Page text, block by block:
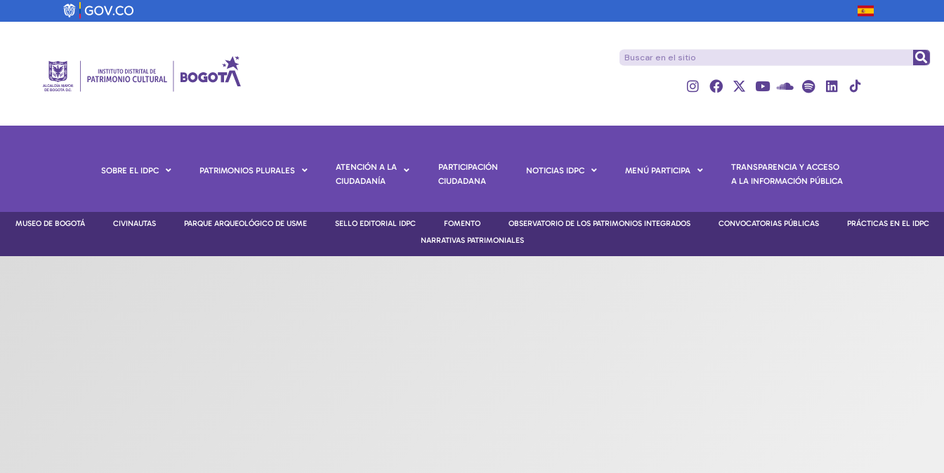
SOBRE EL IDPC PATRIMONIOS PLURALES
ATENCIÓN A LA
CIUDADANÍA
PARTICIPACIÓN
CIUDADANA
NOTICIAS IDPC MENÚ PARTICIPA
TRANSPARENCIA Y ACCESO
A LA INFORMACIÓN PÚBLICA
MUSEO DE BOGOTÁ CIVINAUTAS PARQUE ARQUEOLÓGICO DE USME SELLO EDITORIAL IDPC FOMENTO OBSERVATORIO DE LOS PATRIMONIOS INTEGRADOS CONVOCATORIAS PÚBLICAS
PRÁCTICAS EN EL IDPC
NARRATIVAS PATRIMONIALES